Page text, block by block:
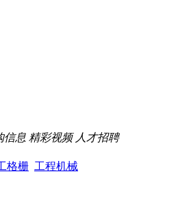
信息 精彩视频 人才招聘
格栅 工程机械